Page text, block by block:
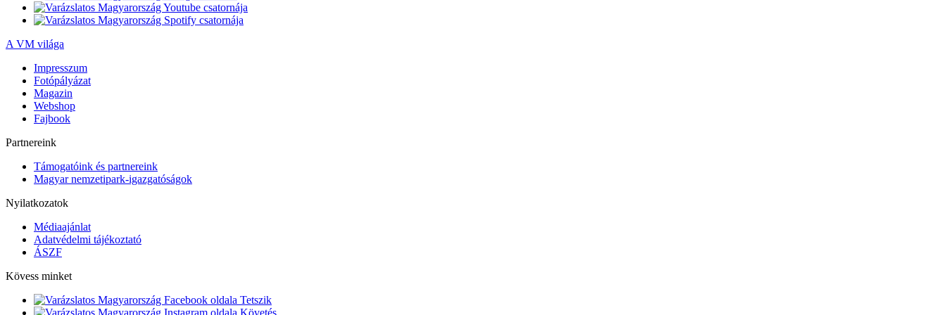
A VM világa
Impresszum
Fotópályázat
Magazin
Webshop
Fajbook
Partnereink
Támogatóink és partnereink
Magyar nemzetipark-igazgatóságok
Nyilatkozatok
Médiaajánlat
Adatvédelmi tájékoztató
ÁSZF
Kövess minket
Tetszik
Követés